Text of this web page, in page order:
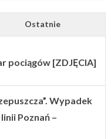
Ostatnie
pociągów [ZDJĘCIA]
Wypadek
Poznań –